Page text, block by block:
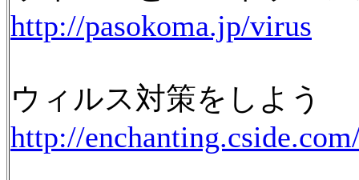
http://pasokoma.jp/virus
ウィルス対策をしよう
http://